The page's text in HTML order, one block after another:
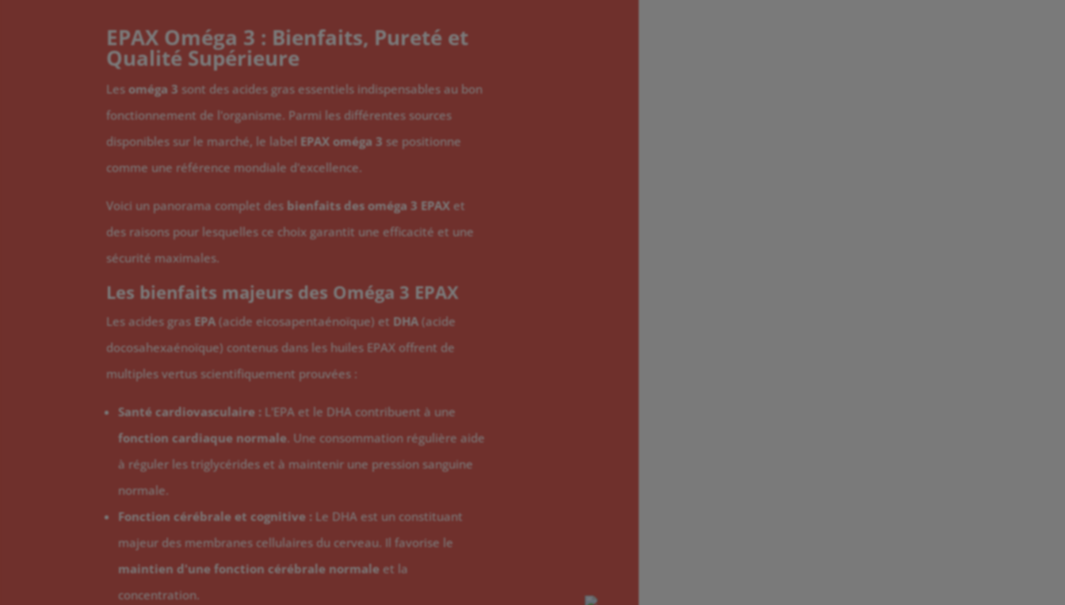
EPAX Oméga 3 : Bienfaits, Pureté et
Qualité Supérieure
Lesoméga 3 sont des acides gras essentiels indispensables au bon
fonctionnement de l'organisme. Parmi les différentes sources
disponibles sur le marché, le label EPAX oméga 3 se positionne
comme une référence mondiale d'excellence.
Voici un panorama complet des bienfaits des oméga 3 EPAX et
des raisons pour lesquelles ce choix garantit une efficacité et une
sécurité maximales.
Les bienfaits majeurs des Oméga 3 EPAX
Les acides gras EPA (acide eicosapentaénoïque) et DHA (acide
docosahexaénoïque) contenus dans les huiles EPAX offrent de
multiples vertus scientifiquement prouvées :
Santé cardiovasculaire : L'EPA et le DHA contribuent à une
fonction cardiaque normale . Une consommation régulière aide
à réguler les triglycérides et à maintenir une pression sanguine
normale.
Fonction cérébrale et cognitive : Le DHA est un constituant
majeur des membranes cellulaires du cerveau. Il favorise le
maintien d'une fonction cérébrale normale et la
concentration.